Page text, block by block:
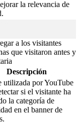
la relevancia de
a los visitantes
que visitaron antes y
Descripción
utilizada por YouTube
si el visitante ha
la categoría de
en el banner de